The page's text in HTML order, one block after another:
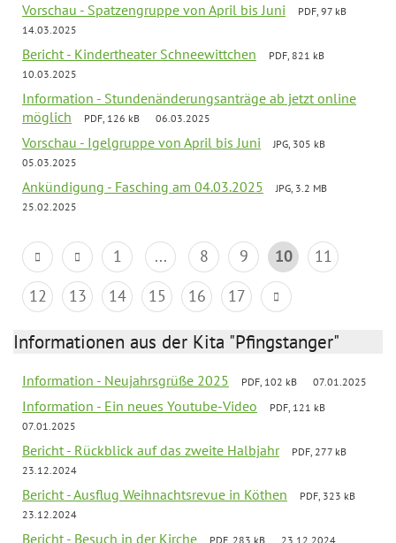
Vorschau - Spatzengruppe von April bis Juni
PDF, 97 kB
14.03.2025
Bericht - Kindertheater Schneewittchen
PDF, 821 kB
10.03.2025
Information - Stundenänderungsanträge ab jetzt online
möglich
PDF, 126 kB 06.03.2025
Vorschau - Igelgruppe von April bis Juni
JPG, 305 kB
05.03.2025
Ankündigung - Fasching am 04.03.2025
JPG, 3.2 MB
25.02.2025
1 ... 8 9 10
11
12
13 14 15 16 17
Informationen aus der Kita "Pfingstanger"
Information - Neujahrsgrüße 2025 PDF, 102 kB 07.01.2025
Information - Ein neues Youtube-Video
PDF, 121 kB
07.01.2025
Bericht - Rückblick auf das zweite Halbjahr
PDF, 277 kB
23.12.2024
Bericht - Ausflug Weihnachtsrevue in Köthen
PDF, 323 kB
23.12.2024
Bericht - Besuch in der Kirche PDF, 283 kB 23.12.2024